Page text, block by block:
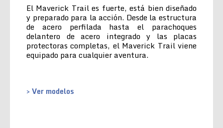
El Maverick Trail es fuerte, está bien diseñado
y preparado para la acción. Desde la estructura
de acero perfilada hasta el parachoques
delantero de acero integrado y las placas
protectoras completas, el Maverick Trail viene
equipado para cualquier aventura.
> Ver modelos